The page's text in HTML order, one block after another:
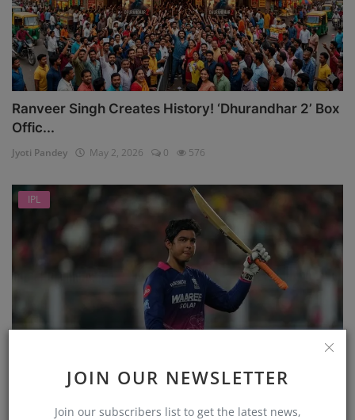
JOIN OUR NEWSLETTER
Join our subscribers list to get the latest news,
Ranveer Singh Creates History! ‘Dhurandhar 2’ Box
Offic...
Jyoti Pandey May 2, 2026 0 576
IPL
एक और दिन, IPL में वैभव सूर्यवंशी (Vaibhav Sooryavanshi...
Jyoti Pandey Apr 11, 2026 0 478